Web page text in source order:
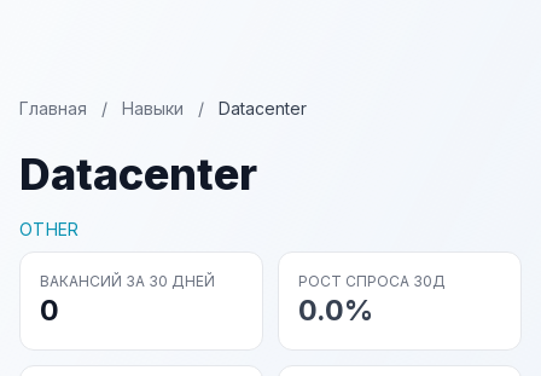
Главная / Навыки / Datacenter
Datacenter
OTHER
ВАКАНСИЙ ЗА 30 ДНЕЙ
0
РОСТ СПРОСА 30Д
0.0%